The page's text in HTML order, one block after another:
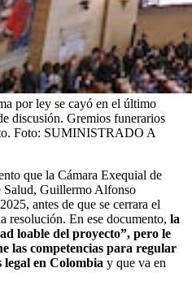
por ley se cayó en el último
discusión. Gremios funerarios
Foto: SUMINISTRADO A
que la Cámara Exequial de
Salud, Guillermo Alfonso
antes de que se cerrara el
resolución. En ese documento, la
loable del proyecto”, pero le
las competencias para regular
legal en Colombia y que va en